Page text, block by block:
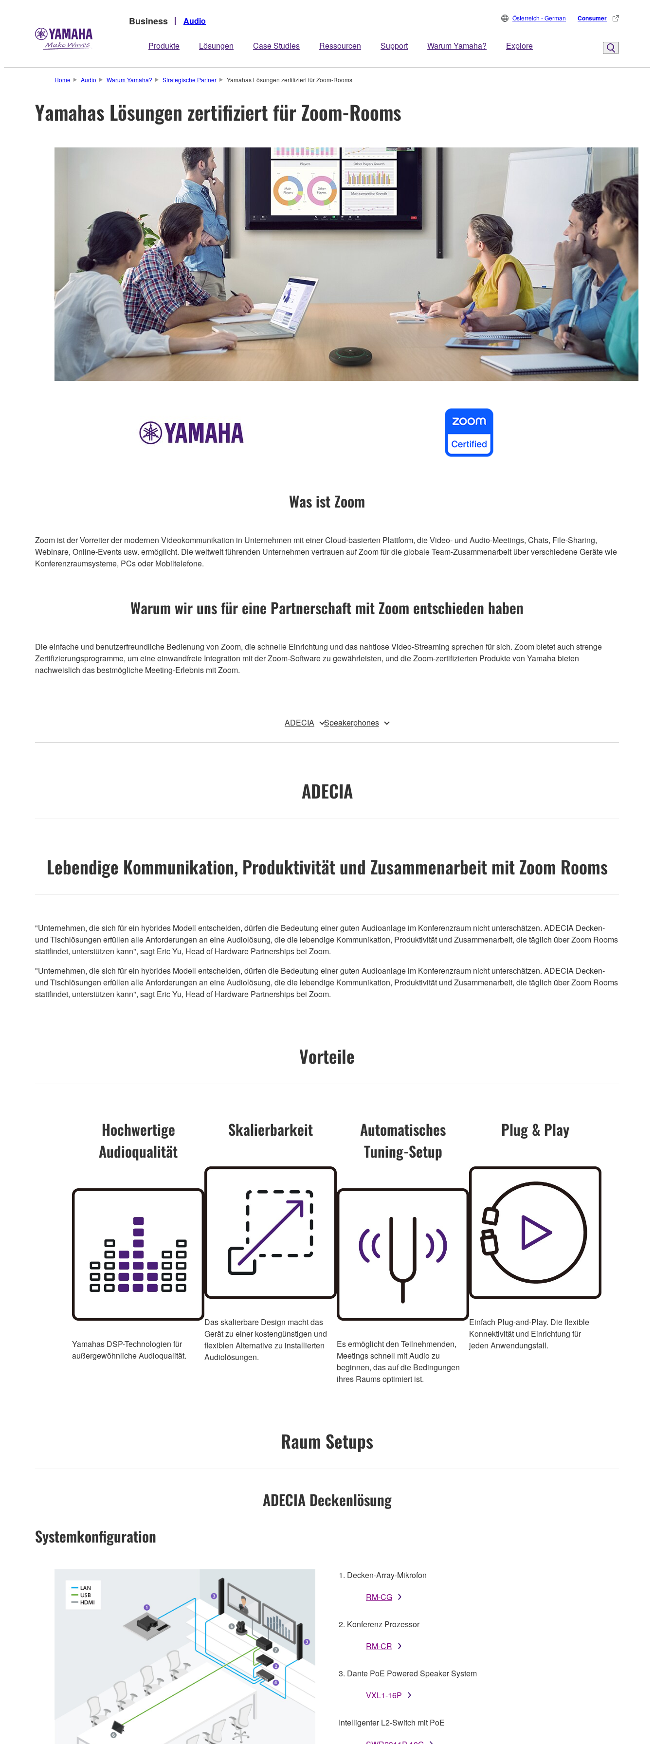
Business Audio
Produkte Lösungen Case Studies Ressourcen Support Warum Yamaha? Explore
Österreich - German Consumer
Home Audio Warum Yamaha? Strategische Partner Yamahas Lösungen zertifiziert für Zoom-Rooms
Yamahas Lösungen zertifiziert für Zoom-Rooms
Was ist Zoom
Zoom ist der Vorreiter der modernen Videokommunikation in Unternehmen mit einer Cloud-basierten Plattform, die Video- und Audio-Meetings, Chats, File-Sharing,
Webinare, Online-Events usw. ermöglicht. Die weltweit führenden Unternehmen vertrauen auf Zoom für die globale Team-Zusammenarbeit über verschiedene Geräte wie
Konferenzraumsysteme, PCs oder Mobiltelefone.
Warum wir uns für eine Partnerschaft mit Zoom entschieden haben
Die einfache und benutzerfreundliche Bedienung von Zoom, die schnelle Einrichtung und das nahtlose Video-Streaming sprechen für sich. Zoom bietet auch strenge
Zertifizierungsprogramme, um eine einwandfreie Integration mit der Zoom-Software zu gewährleisten, und die Zoom-zertifizierten Produkte von Yamaha bieten
nachweislich das bestmögliche Meeting-Erlebnis mit Zoom.
ADECIA Speakerphones
ADECIA
Lebendige Kommunikation, Produktivität und Zusammenarbeit mit Zoom Rooms
"Unternehmen, die sich für ein hybrides Modell entscheiden, dürfen die Bedeutung einer guten Audioanlage im Konferenzraum nicht unterschätzen. ADECIA Decken-
und Tischlösungen erfüllen alle Anforderungen an eine Audiolösung, die die lebendige Kommunikation, Produktivität und Zusammenarbeit, die täglich über Zoom Rooms
stattfindet, unterstützen kann", sagt Eric Yu, Head of Hardware Partnerships bei Zoom.
"Unternehmen, die sich für ein hybrides Modell entscheiden, dürfen die Bedeutung einer guten Audioanlage im Konferenzraum nicht unterschätzen. ADECIA Decken-
und Tischlösungen erfüllen alle Anforderungen an eine Audiolösung, die die lebendige Kommunikation, Produktivität und Zusammenarbeit, die täglich über Zoom Rooms
stattfindet, unterstützen kann", sagt Eric Yu, Head of Hardware Partnerships bei Zoom.
Vorteile
Hochwertige
Audioqualität
Yamahas DSP-Technologien für
außergewöhnliche Audioqualität.
Skalierbarkeit
Das skalierbare Design macht das
Gerät zu einer kostengünstigen und
flexiblen Alternative zu installierten
Audiolösungen.
Automatisches
Tuning-Setup
Es ermöglicht den Teilnehmenden,
Meetings schnell mit Audio zu
beginnen, das auf die Bedingungen
ihres Raums optimiert ist.
Plug & Play
Einfach Plug-and-Play. Die flexible
Konnektivität und Einrichtung für
jeden Anwendungsfall.
Raum Setups
ADECIA Deckenlösung
Systemkonfiguration
1. Decken-Array-Mikrofon
RM-CG
2. Konferenz Prozessor
RM-CR
3. Dante PoE Powered Speaker System
VXL1-16P
Intelligenter L2-Switch mit PoE